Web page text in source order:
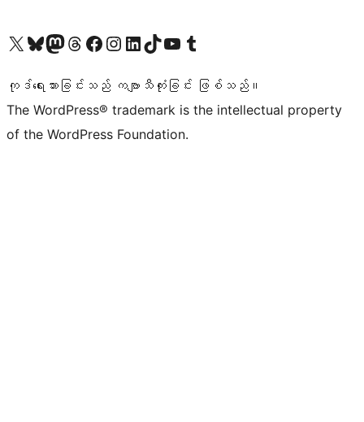
ကျွန်ုပ်တို့၏ X (ယခင် Twitter) အကောင့်သို့ သွားရောက်ကြည့်ရှုပါကျွန်ုပ်တို့၏ Bluesky အကောင့်သို့ ဝင်ရောက်ကြည့်ရှုရန်
ကျွန်ုပ်တို့၏ Mastodon အကောင့်သို့ သွားရောက်ကြည့်ရှုပါကျွန်ုပ်တို့၏ Threads အကောင့်သို့ ဝင်ရောက်ကြည့်ရှုရန်
ကျွန်ုပ်တို့၏ Facebook စာမျက်နှာသို့ သွားရောက်ကြည့်ရှုပါကျွန်ုပ်တို့၏ Instagram အကောင့်သို့ သွားရောက်ကြည့်ရှုပါ ကျွန်ုပ်တို့၏ LinkedIn အကောင့်သို့ သွားရောက်ကြည့်ရှုပါကျွန်ုပ်တို့၏ TikTok အကောင့်သို့ ဝင်ရောက်ကြည့်ရှုရန်
ကျွန်ုပ်တို့၏ YouTube ချန်နယ်သို့ သွားရောက်ကြည့်ရှုပါ ကျွန်ုပ်တို့၏ Tumblr အကောင့်သို့ ဝင်ရောက်ကြည့်ရှုရန်
ကုဒ်ရေးသားခြင်းသည် ကဗျာသီကုံးခြင်း ဖြစ်သည်။
The WordPress® trademark is the intellectual property
of the WordPress Foundation.